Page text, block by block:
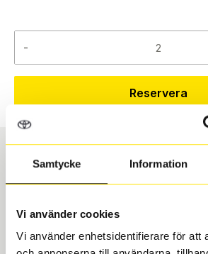
Samtycke Information
Vi använder cookies
Vi använder enhetsidentifierare för att
-
Reservera
Däcktyp
USA, 4x4
Däckstorlek
265/70 R
55434